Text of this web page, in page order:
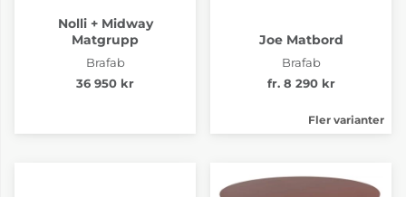
Nolli + Midway
Matgrupp
Brafab
36 950 kr
Joe Matbord
Brafab
fr. 8 290 kr
Fler varianter